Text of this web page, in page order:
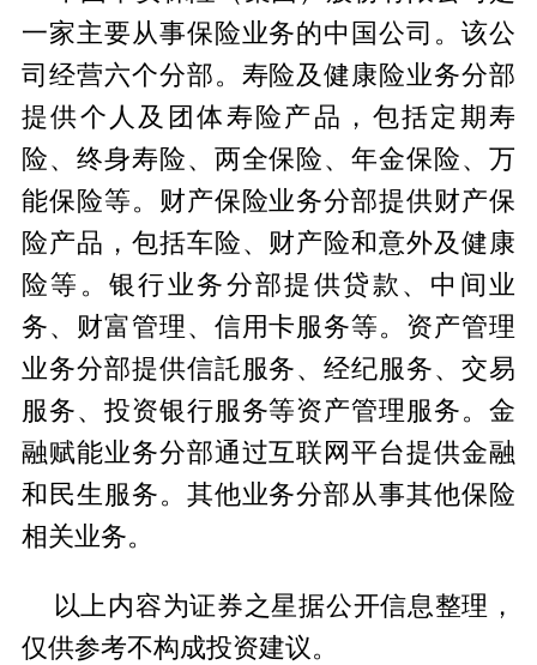
一家主要从事保险业务的中国公司。该公
司经营六个分部。寿险及健康险业务分部
提供个人及团体寿险产品，包括定期寿
险、终身寿险、两全保险、年金保险、万
能保险等。财产保险业务分部提供财产保
险产品，包括车险、财产险和意外及健康
险等。银行业务分部提供贷款、中间业
务、财富管理、信用卡服务等。资产管理
业务分部提供信託服务、经纪服务、交易
服务、投资银行服务等资产管理服务。金
融赋能业务分部通过互联网平台提供金融
和民生服务。其他业务分部从事其他保险
相关业务。
以上内容为证券之星据公开信息整理，
仅供参考不构成投资建议。